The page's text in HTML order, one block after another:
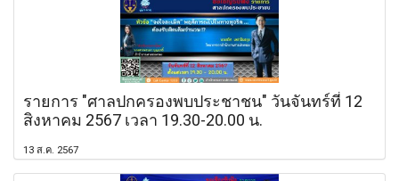
รายการ "ศาลปกครองพบประชาชน" วันจันทร์ที่ 12
สิงหาคม 2567 เวลา 19.30-20.00 น.
13 ส.ค. 2567